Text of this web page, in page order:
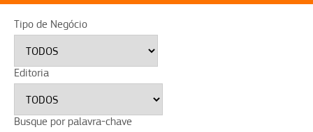
Tipo de Negócio
Editoria
Busque por palavra-chave